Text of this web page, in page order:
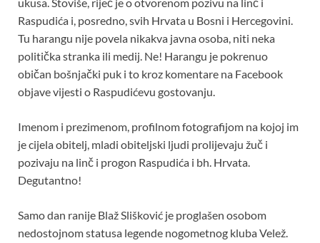
ukusa. Štoviše, riječ je o otvorenom pozivu na linč i
Raspudića i, posredno, svih Hrvata u Bosni i Hercegovini.
Tu harangu nije povela nikakva javna osoba, niti neka
politička stranka ili medij. Ne! Harangu je pokrenuo
običan bošnjački puk i to kroz komentare na Facebook
objave vijesti o Raspudićevu gostovanju.
Imenom i prezimenom, profilnom fotografijom na kojoj im
je cijela obitelj, mladi obiteljski ljudi prolijevaju žuč i
pozivaju na linč i progon Raspudića i bh. Hrvata.
Degutantno!
Samo dan ranije Blaž Slišković je proglašen osobom
nedostojnom statusa legende nogometnog kluba Velež.